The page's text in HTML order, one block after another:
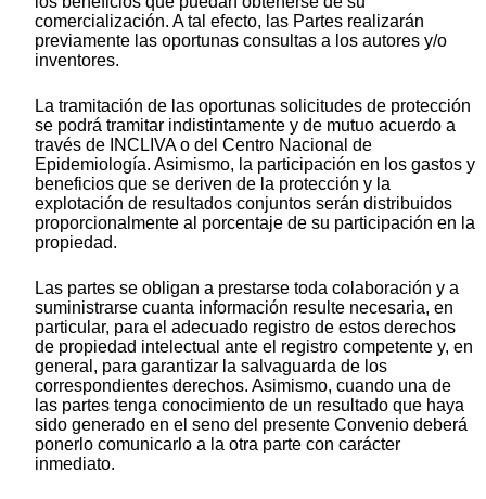
comercialización. A tal efecto, las Partes realizarán
previamente las oportunas consultas a los autores y/o
inventores.
La tramitación de las oportunas solicitudes de protección
se podrá tramitar indistintamente y de mutuo acuerdo a
través de INCLIVA o del Centro Nacional de
Epidemiología. Asimismo, la participación en los gastos y
beneficios que se deriven de la protección y la
explotación de resultados conjuntos serán distribuidos
proporcionalmente al porcentaje de su participación en la
propiedad.
Las partes se obligan a prestarse toda colaboración y a
suministrarse cuanta información resulte necesaria, en
particular, para el adecuado registro de estos derechos
de propiedad intelectual ante el registro competente y, en
general, para garantizar la salvaguarda de los
correspondientes derechos. Asimismo, cuando una de
las partes tenga conocimiento de un resultado que haya
sido generado en el seno del presente Convenio deberá
ponerlo comunicarlo a la otra parte con carácter
inmediato.